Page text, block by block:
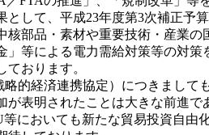
として、平成23年度第3次補正予
核部品・素材や重要技術・産業の
」等による電力需給対策等の対策
おります。
的経済連携協定）につきまして
が表明されたことは大きな前進で
においても新たな貿易投資自由